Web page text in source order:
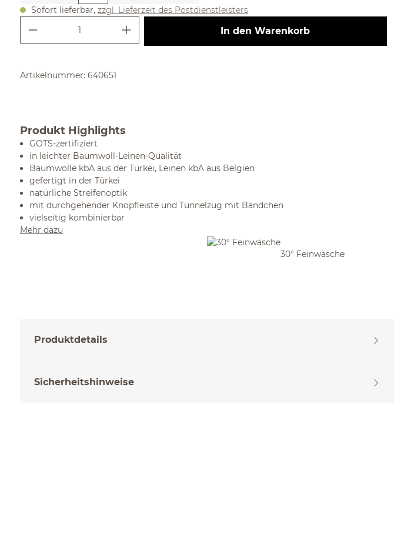
Sofort lieferbar, zzgl. Lieferzeit des Postdienstleisters
Produkt Anzahl: Gib den gewünschten Wert ein
In den Warenkorb
Artikelnummer: 640651
Produkt Highlights
GOTS-zertifiziert
in leichter Baumwoll-Leinen-Qualität
Baumwolle kbA aus der Türkei, Leinen kbA aus Belgien
gefertigt in der Türkei
natürliche Streifenoptik
mit durchgehender Knopfleiste und Tunnelzug mit Bändchen
vielseitig kombinierbar
Mehr dazu
30° Feinwäsche
Produktdetails
Sicherheitshinweise